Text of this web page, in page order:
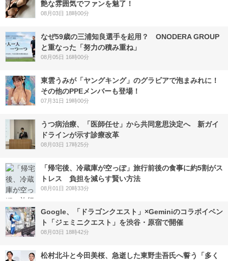
艶な雰囲気でファンを魅了！
08月03日 18時00分
なぜ59歳の三浦知良選手を起用？ ONODERA GROUP
と重なった「努力の積み重ね」
08月05日 16時00分
東雲うみが「ヤングキング」のグラビアで泡まみれに！
その他のPPEメンバーも登場！
07月31日 19時00分
うつ病治療、「医師任せ」から共同意思決定へ 新ガイ
ドラインが示す診療改革
08月03日 17時25分
「帰宅後、冷蔵庫が空っぽ」旅行前後の食事に約5割がス
トレス 負担を減らす賢い方法
08月01日 20時33分
Google、「ドラゴンクエスト」×Geminiのコラボイベン
ト「ジェミニクエスト」を渋谷・原宿で開催
08月03日 18時42分
松村北斗と今田美桜、急逝した東野圭吾氏へ誓う「多く